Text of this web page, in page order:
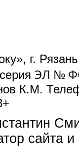
г.
ЭЛ №
К.М.
e-mail)
сайта